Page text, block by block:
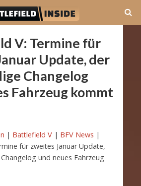
V: Termine für
Update, der
Changelog
Fahrzeug kommt
| Battlefield V | BFV News |
für zweites Januar Update,
und neues Fahrzeug